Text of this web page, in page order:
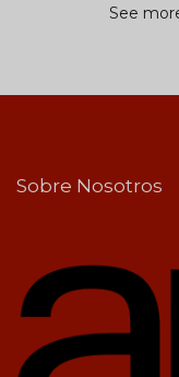
See
Sobre Nosotros